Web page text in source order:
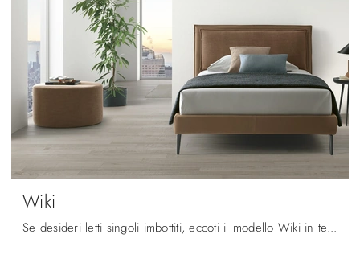
Wiki
Se desideri letti singoli imbottiti, eccoti il modello Wiki in tessuto per completare la camera dei più piccoli.